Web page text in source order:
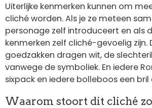
Uiterlijke kenmerken kunnen om
cliché worden. Als je ze meteen
personage zelf introduceert en als
kenmerken zelf cliché-gevoelig zijn.
goedzakken dragen wit, de
vanwege de symboliek. En iedere
sixpack en iedere bolleboos een bril
Waarom stoort dit cliché